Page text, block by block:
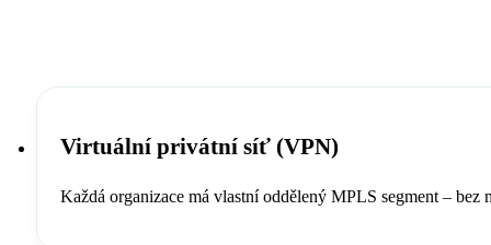
Virtuální privátní síť (VPN)
Každá organizace má vlastní oddělený MPLS segment –